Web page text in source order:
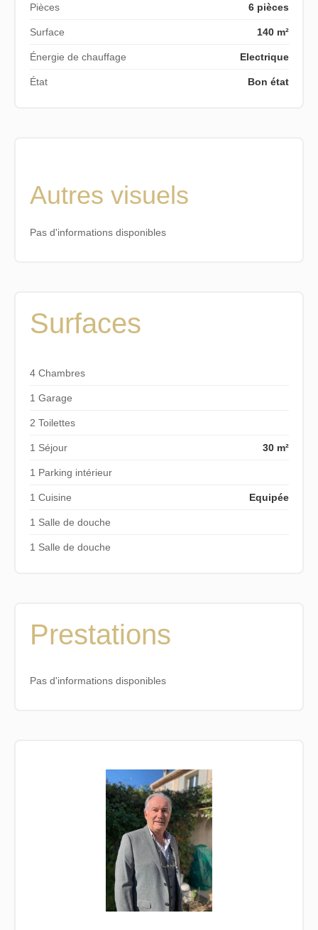
Pièces 6 pièces
Surface 140 m²
Énergie de chauffage Electrique
État Bon état
Autres visuels
Pas d'informations disponibles
Surfaces
4 Chambres
1 Garage
2 Toilettes
1 Séjour 30 m²
1 Parking intérieur
1 Cuisine Equipée
1 Salle de douche
1 Salle de douche
Prestations
Pas d'informations disponibles